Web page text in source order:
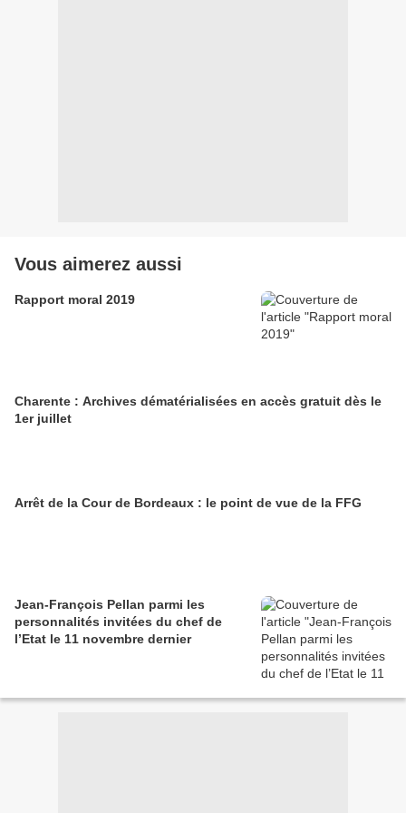
Vous aimerez aussi
Rapport moral 2019
Charente : Archives dématérialisées en accès gratuit dès le
1er juillet
Arrêt de la Cour de Bordeaux : le point de vue de la FFG
Jean-François Pellan parmi les
personnalités invitées du chef de
l’Etat le 11 novembre dernier